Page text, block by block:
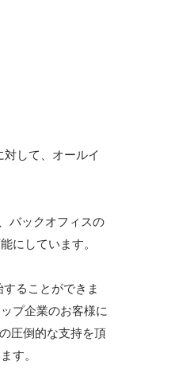
して、オールイ
バックオフィスの
にしています。
プ企業のお客様に
圧倒的な支持を頂
す。